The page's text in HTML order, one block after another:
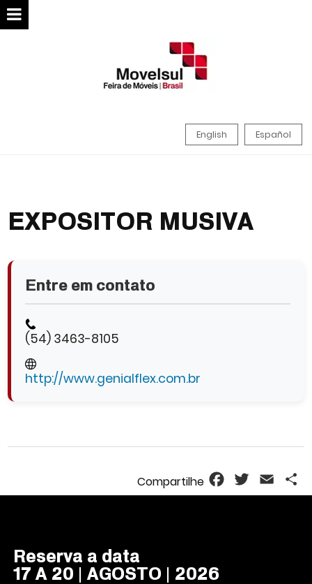
English Español
EXPOSITOR MUSIVA
Entre em contato
(54) 3463-8105
http://www.genialflex.com.br
FacebookTwitterEmail
Reserva a data
17 A 20 | AGOSTO | 2026